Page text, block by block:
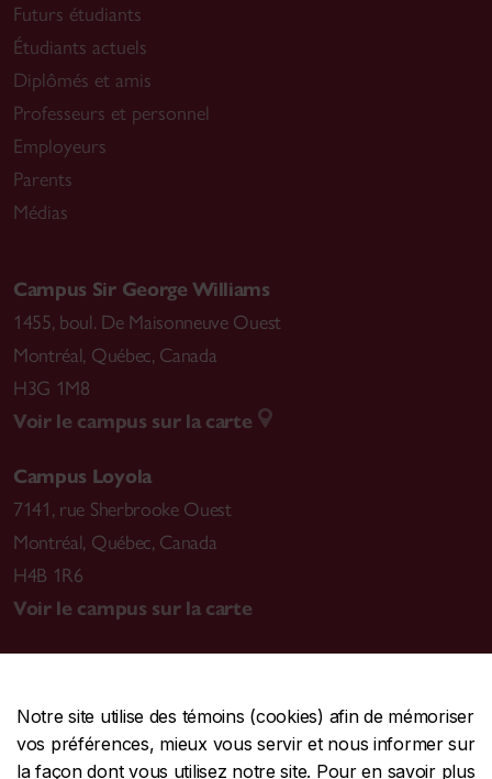
Notre site utilise des témoins (cookies) afin de mémoriser
vos préférences, mieux vous servir et nous informer sur
la façon dont vous utilisez notre site. Pour en savoir plus
Futurs étudiants
Étudiants actuels
Diplômés et amis
Professeurs et personnel
Employeurs
Parents
Médias
Campus Sir George Williams
1455, boul. De Maisonneuve Ouest
Montréal, Québec, Canada
H3G 1M8
Voir le campus sur la carte
Campus Loyola
7141, rue Sherbrooke Ouest
Montréal, Québec, Canada
H4B 1R6
Voir le campus sur la carte
CENTRALE514-848-2424
URGENCE514-848-3717